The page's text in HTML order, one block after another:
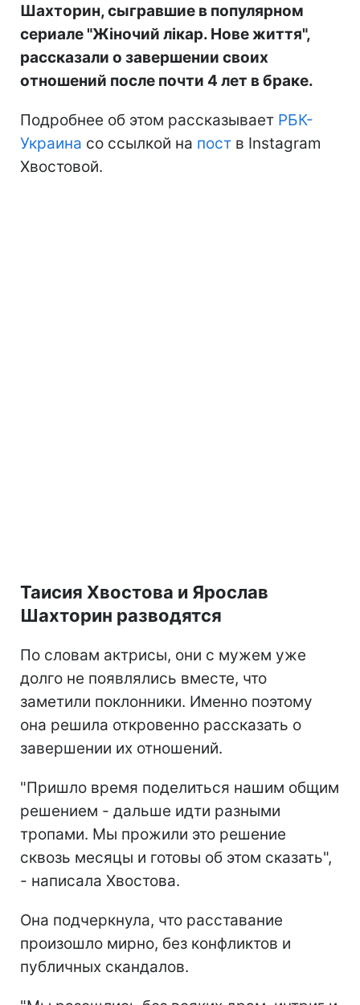
Шахторин, сыгравшие в популярном
сериале "Жіночий лікар. Нове життя",
рассказали о завершении своих
отношений после почти 4 лет в браке.
Подробнее об этом рассказывает РБК-
Украина со ссылкой на пост в Instagram
Хвостовой.
Таисия Хвостова и Ярослав
Шахторин разводятся
По словам актрисы, они с мужем уже
долго не появлялись вместе, что
заметили поклонники. Именно поэтому
она решила откровенно рассказать о
завершении их отношений.
"Пришло время поделиться нашим общим
решением - дальше идти разными
тропами. Мы прожили это решение
сквозь месяцы и готовы об этом сказать",
- написала Хвостова.
Она подчеркнула, что расставание
произошло мирно, без конфликтов и
публичных скандалов.